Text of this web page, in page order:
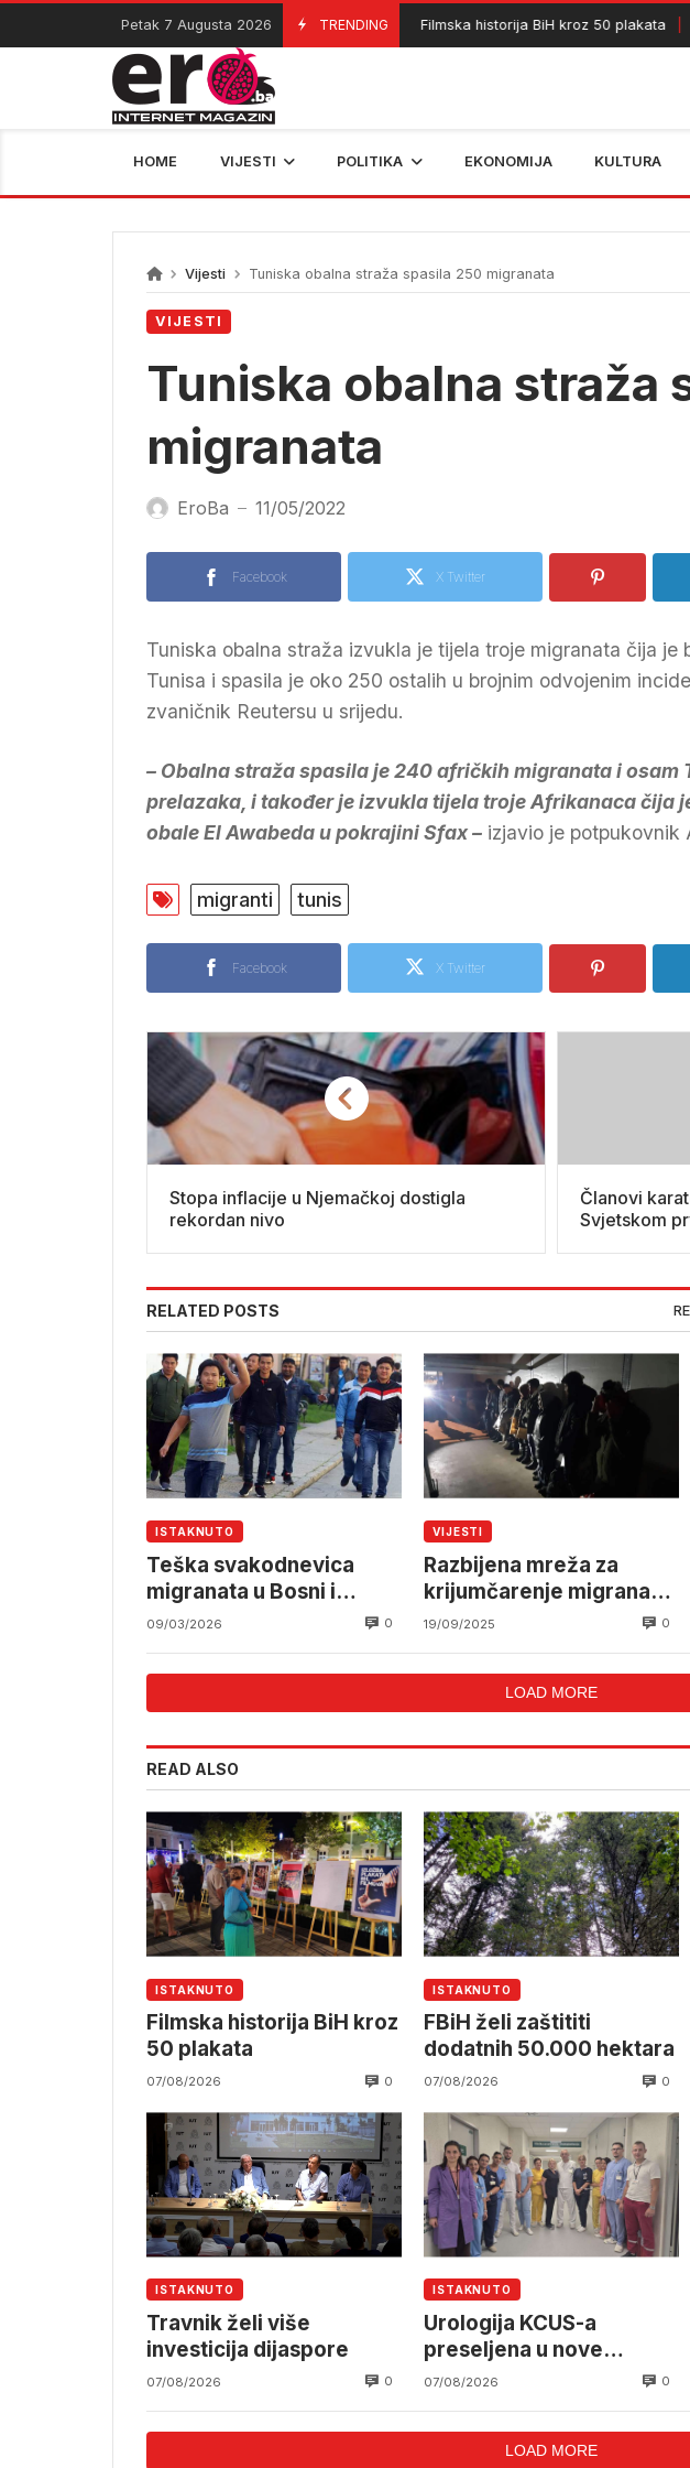
Skip
content
Petak 7 Augusta 2026 TRENDING
07/08/2026 Filmska historija BiH kroz 50 plakata
HOME VIJESTI POLITIKA EKONOMIJA KULTURA
Vijesti Tuniska obalna straža spasila 250 migranata
VIJESTI
Tuniska obalna straža
migranata
EroBa — 11/05/2022
Facebook X Twitter
Tuniska obalna straža izvukla je tijela troje migranata čija je
Tunisa i spasila je oko 250 ostalih u brojnim odvojenim
zvaničnik Reuters‮‬u u srijedu.
– Obalna straža spasila je 240 afričkih migranata i osam
prelazaka, i također je izvukla tijela troje Afrikanaca čija
obale El Awabeda u pokrajini Sfax – izjavio je potpukovnik
migranti tunis
Facebook X Twitter
Stopa inflacije u Njemačkoj dostigla
rekordan nivo
Članovi
Svjetskom
RELATED POSTS
ISTAKNUTO
Teška svakodnevica
migranata u Bosni i
Hercegovini
09/03/2026 0
VIJESTI
Razbijena mreža za
krijumčarenje migranata
iz BiH u Hrvatsku
19/09/2025 0
LOAD MORE
READ ALSO
ISTAKNUTO
Filmska historija BiH kroz
50 plakata
07/08/2026 0
ISTAKNUTO
FBiH želi zaštititi
dodatnih 50.000 hektara
07/08/2026 0
ISTAKNUTO
Travnik želi više
investicija dijaspore
07/08/2026 0
ISTAKNUTO
Urologija KCUS-a
preseljena u nove
prostorije
07/08/2026 0
LOAD MORE